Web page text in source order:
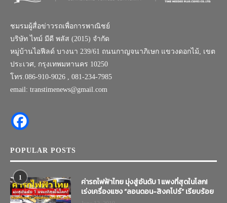
ชมรมผู้สื่อข่าวรถเพื่อการพาณิชย์
บริษัท ไทม์ มีดี พลัส (2015) จำกัด
หมู่บ้านไอฟีลด์ บางนา 239/61 ถนนกาญจนาภิเษก แขวงดอกไม้, เขต
ประเวศ, กรุงเทพมหานคร 10250
โทร.086-910-9026 , 081-234-7985
email: transtimenews@gmail.com
POPULAR POSTS
1
ค่ารถไฟฟ้าไทย มุ่งสู่อันดับ 1 แพงที่สุดในโลก!
เร่งเครื่องแซง “ลอนดอน-สิงคโปร์” เรียบร้อย